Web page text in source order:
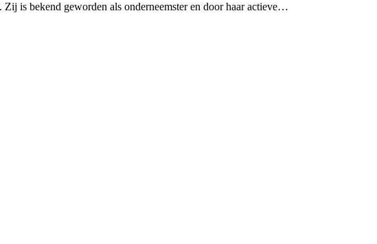
is bekend geworden als onderneemster en door haar actieve…